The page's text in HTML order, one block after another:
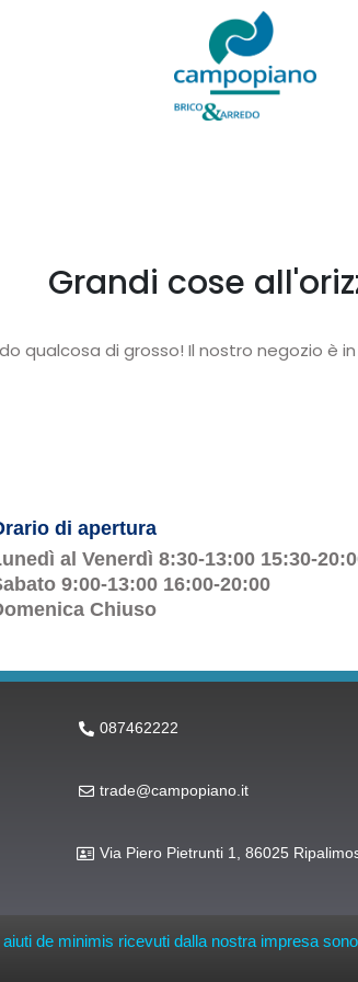
Grandi cose
qualcosa di grosso! Il nostro negozio è
di apertura
al Venerdì 8:30-13:00 15:30-
9:00-13:00 16:00-20:00
Chiuso
087462222
trade@campopiano.it
Via Piero Pietrunti 1, 86025
de minimis ricevuti dalla nostra impresa